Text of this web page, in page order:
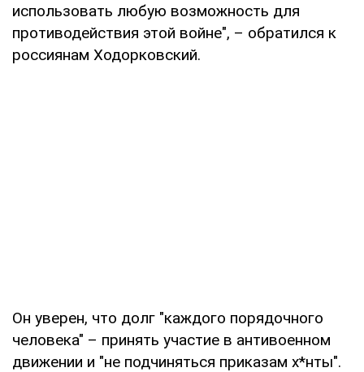
использовать любую возможность для
противодействия этой войне", – обратился к
россиянам Ходорковский.
Он уверен, что долг "каждого порядочного
человека" – принять участие в антивоенном
движении и "не подчиняться приказам х*нты".